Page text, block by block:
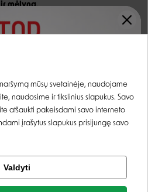
mėlyna.
PIRKO:
Facebook
mūsų svetainėje, naudojame
naudosime ir tikslinius slapukus. Savo
atšaukti pakeisdami savo interneto
įrašytus slapukus prisijungę savo
Valdyti